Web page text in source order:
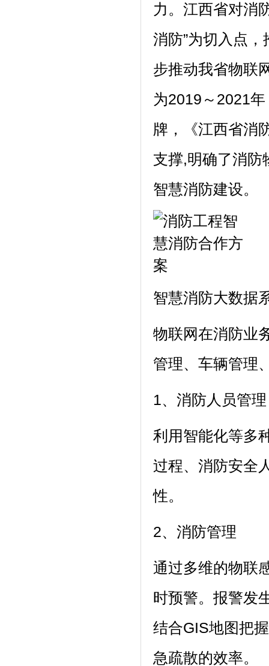
力。江西省对消
消防”为切入点
步推动我省物联
为2019～2021
牌，《江西省消
支撑,明确了消防
智慧消防建设。
智慧消防大数据
物联网在消防业
管理、车辆管理
1、消防人员管理
利用智能化等多
过程、消防安全
性。
2、消防管理
通过多维的物联
时预警。报警发
结合GIS地图把
急疏散的效率。